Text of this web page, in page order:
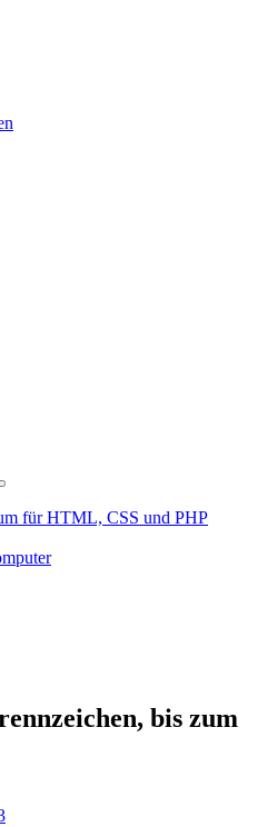
für HTML, CSS und PHP
bis zum